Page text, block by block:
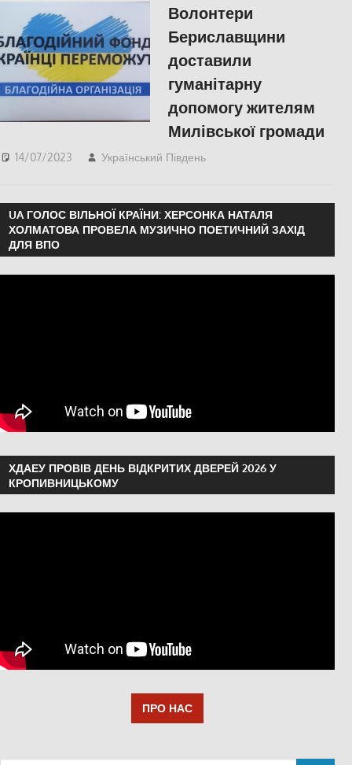
Волонтери
Бериславщини
доставили
гуманітарну
допомогу жителям
Милівської громади
14/07/2023 Український Південь
UA ГОЛОС ВІЛЬНОЇ КРАЇНИ: ХЕРСОНКА НАТАЛЯ
ХОЛМАТОВА ПРОВЕЛА МУЗИЧНО ПОЕТИЧНИЙ ЗАХІД
ДЛЯ ВПО
ХДАЕУ ПРОВІВ ДЕНЬ ВІДКРИТИХ ДВЕРЕЙ 2026 У
КРОПИВНИЦЬКОМУ
ПРО НАС